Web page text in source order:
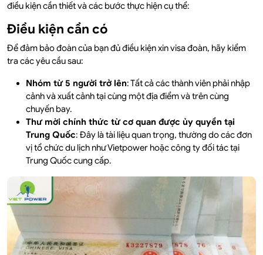
điều kiện cần thiết và các bước thực hiện cụ thể:
Điều kiện cần có
Để đảm bảo đoàn của bạn đủ điều kiện xin visa đoàn, hãy kiểm
tra các yêu cầu sau:
Nhóm từ 5 người trở lên: Tất cả các thành viên phải nhập
cảnh và xuất cảnh tại cùng một địa điểm và trên cùng
chuyến bay.
Thư mời chính thức từ cơ quan được ủy quyền tại
Trung Quốc: Đây là tài liệu quan trọng, thường do các đơn
vị tổ chức du lịch như Vietpower hoặc công ty đối tác tại
Trung Quốc cung cấp.